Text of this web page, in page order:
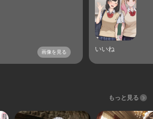
画像を見る いいね
もっと見る